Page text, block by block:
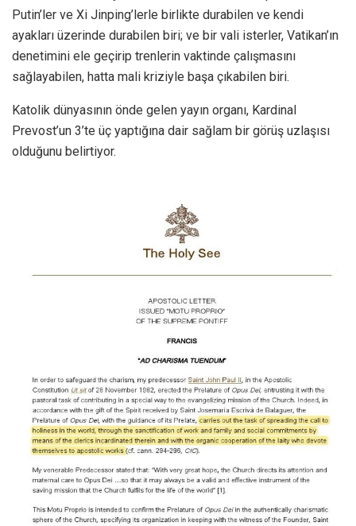
Putin’ler ve Xi Jinping’lerle birlikte durabilen ve kendi
ayakları üzerinde durabilen biri; ve bir vali isterler, Vatikan’ın
denetimini ele geçirip trenlerin vaktinde çalışmasını
sağlayabilen, hatta mali kriziyle başa çıkabilen biri.
Katolik dünyasının önde gelen yayın organı, Kardinal
Prevost’un 3’te üç yaptığına dair sağlam bir görüş uzlaşısı
olduğunu belirtiyor.